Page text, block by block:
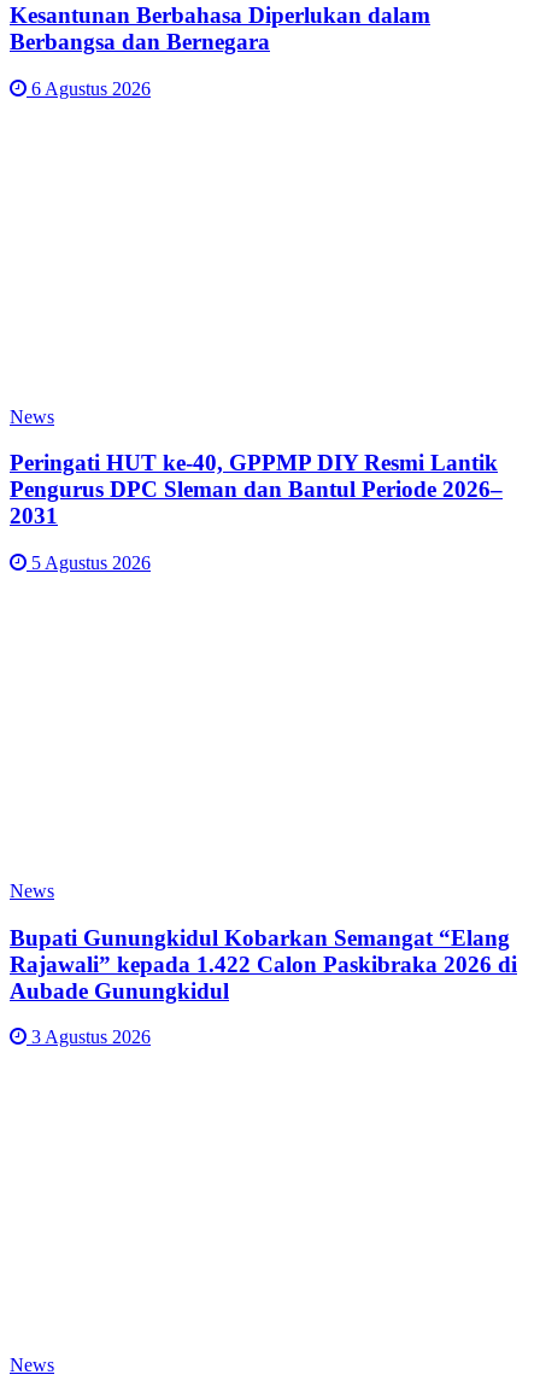
Kesantunan Berbahasa Diperlukan dalam
Berbangsa dan Bernegara
6 Agustus 2026
News
Peringati HUT ke-40, GPPMP DIY Resmi Lantik
Pengurus DPC Sleman dan Bantul Periode 2026–
2031
5 Agustus 2026
News
Bupati Gunungkidul Kobarkan Semangat “Elang
Rajawali” kepada 1.422 Calon Paskibraka 2026 di
Aubade Gunungkidul
3 Agustus 2026
News